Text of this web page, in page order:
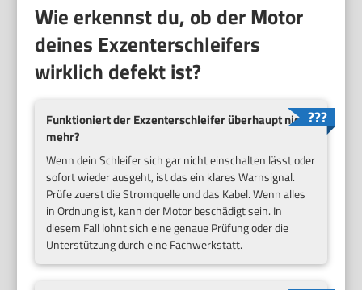
Wie erkennst du, ob der Motor
deines Exzenterschleifers
wirklich defekt ist?
Funktioniert der Exzenterschleifer überhaupt nicht
mehr?
Wenn dein Schleifer sich gar nicht einschalten lässt oder
sofort wieder ausgeht, ist das ein klares Warnsignal.
Prüfe zuerst die Stromquelle und das Kabel. Wenn alles
in Ordnung ist, kann der Motor beschädigt sein. In
diesem Fall lohnt sich eine genaue Prüfung oder die
Unterstützung durch eine Fachwerkstatt.